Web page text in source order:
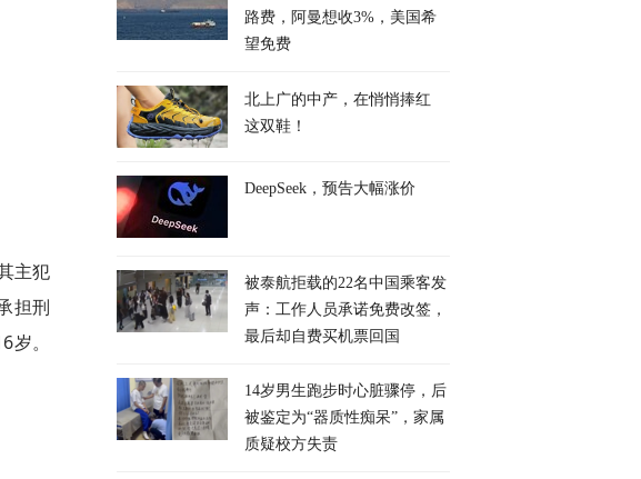
主犯
担刑
。
路费，阿曼想收3%，美国希
望免费
北上广的中产，在悄悄捧红
这双鞋！
DeepSeek，预告大幅涨价
被泰航拒载的22名中国乘客发
声：工作人员承诺免费改签，
最后却自费买机票回国
14岁男生跑步时心脏骤停，后
被鉴定为“器质性痴呆”，家属
质疑校方失责